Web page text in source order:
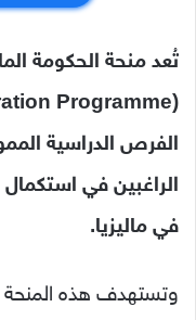
تُعدمنحة الحكومة
Programme)
الفرص الدراسية
الراغبينفي استكمال
فيماليزيا.
وتستهدف هذه المنحة